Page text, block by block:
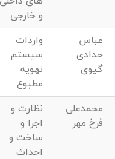
و خارجی
عباس
حدادی
گیوی
واردات
سیستم
تهویه
مطبوع
محمدعلی
فرخ مهر
نظارت و
اجرا و
ساخت و
احداث